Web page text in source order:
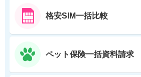
格安SIM一括比較
ペット保険一括資料請求